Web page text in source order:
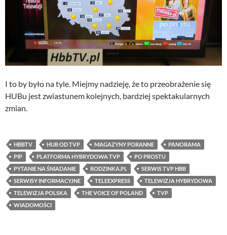
I to by było na tyle. Miejmy nadzieję, że to przeobrażenie się
HUBu jest zwiastunem kolejnych, bardziej spektakularnych
zmian.
HBBTV HUB OD TVP MAGAZYNY PORANNE
PANORAMA
PIP
PLATFORMA HYBRYDOWA TVP
PO PROSTU
PYTANIE NA ŚNIADANIE
RODZINKA.PL
SERWIS TVP HBB
SERWISY INFORMACYJNE
TELEEXPRESS
TELEWIZJA HYBRYDOWA
TELEWIZJA POLSKA
THE VOICE OF POLAND
TVP
WIADOMOŚCI